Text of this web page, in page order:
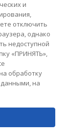
и
отключить
однако
недоступной
«ПРИНЯТЬ»,
обработку
на